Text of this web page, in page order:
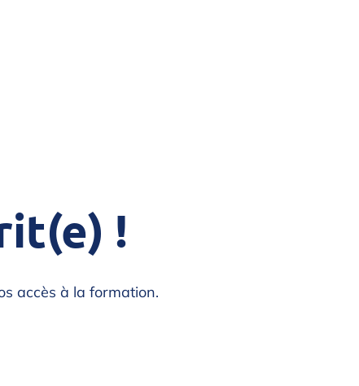
!
accès à la formation.